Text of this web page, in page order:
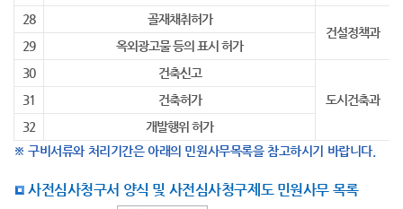
28
골재채취허가
건설정책과
29
옥외광고물 등의 표시 허가
30
건축신고
도시건축과
31
건축허가
32
개발행위 허가
※ 구비서류와 처리기간은 아래의 민원사무목록을 참고하시기 바랍니다.
사전심사청구서 양식 및 사전심사청구제도 민원사무 목록